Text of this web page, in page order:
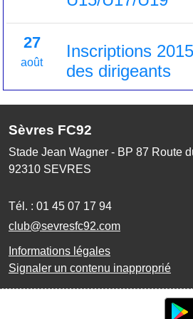
27
août
Inscriptions
des dirigeants
Sèvres FC92
Stade Jean Wagner - BP 87 Route
92310 SEVRES
Tél. : 01 45 07 17 94
club@sevresfc92.com
Informations légales
Signaler un contenu inapproprié